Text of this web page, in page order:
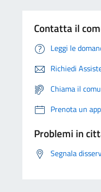
Contatta il
Leggi le
Richiedi
Chiama il
Prenota un
Problemi in
Segnala